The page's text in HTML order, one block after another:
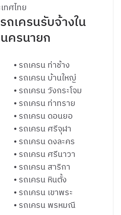
ทศไทย
เครนรับจ้างใน
ครนายก
⦁ รถเครน ท่าช้าง
⦁ รถเครน บ้านใหญ่
⦁ รถเครน วังกระโจม
⦁ รถเครน ท่าทราย
⦁ รถเครน ดอนยอ
⦁ รถเครน ศรีจุฬา
⦁ รถเครน ดงละคร
⦁ รถเครน ศรีนาวา
⦁ รถเครน สาริกา
⦁ รถเครน หินตั้ง
⦁ รถเครน เขาพระ
⦁ รถเครน พรหมณี